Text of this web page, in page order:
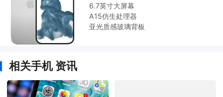
6.7英寸大屏幕
A15仿生处理器
亚光质感玻璃背板
相关手机 资讯